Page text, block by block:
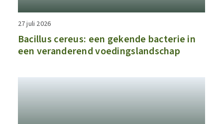
27 juli 2026
Bacillus cereus: een gekende bacterie in
een veranderend voedingslandschap